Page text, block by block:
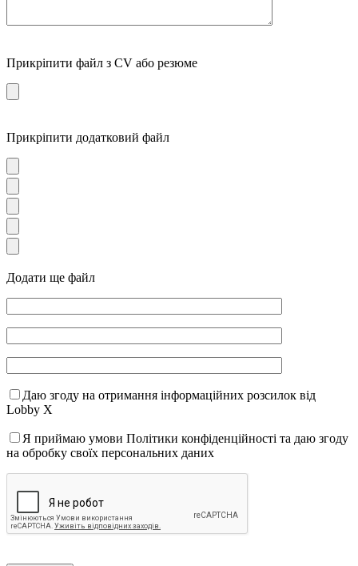
Прикріпити файл з CV або резюме
Прикріпити додатковий файл
Додати ще файл
Даю згоду на отримання інформаційних розсилок від
Lobby X
Я приймаю умови Політики конфіденційності та даю згоду
на обробку своїх персональних даних